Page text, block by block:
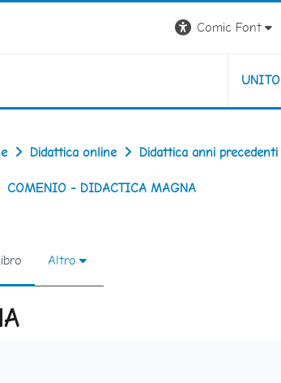
Comic Font
UNITO
Didattica online Didattica anni precedenti
COMENIO - DIDACTICA MAGNA
Altro